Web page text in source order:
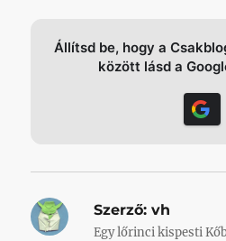
Állítsd be, hogy a
között lásd a
Szerző: vh
Egy lőrinci kispesti